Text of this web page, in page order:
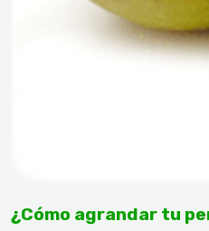
¿Cómo agrandar tu